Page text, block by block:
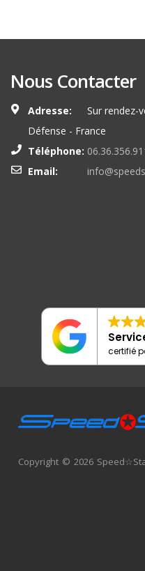
Nous Contacter
Adresse:
Sur rendez-
Défense - France
Téléphone:
Email:
certifié
Copyright © 2026